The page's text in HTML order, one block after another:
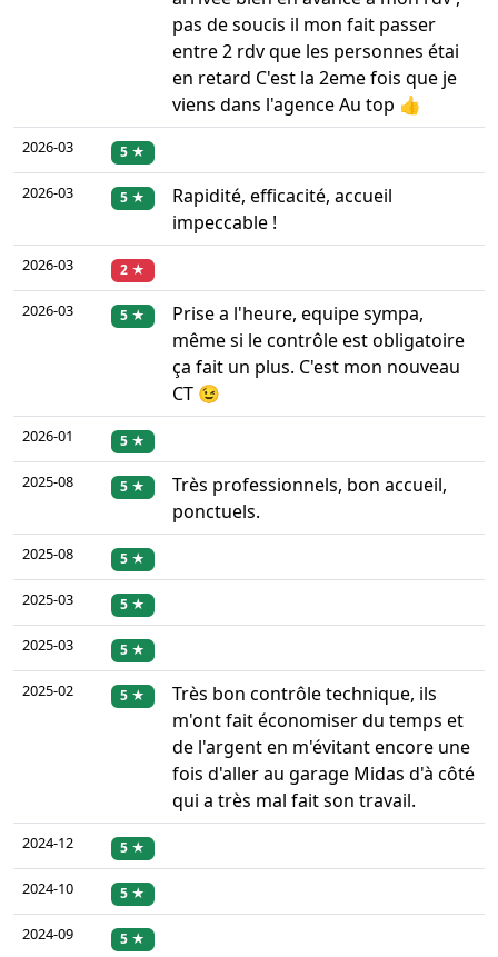
pas de soucis il mon fait passer
entre 2 rdv que les personnes étai
en retard C'est la 2eme fois que je
viens dans l'agence Au top 👍
2026-03 5 ★
2026-03 5 ★
Rapidité, efficacité, accueil
impeccable !
2026-03 2 ★
2026-03 5 ★
Prise a l'heure, equipe sympa,
même si le contrôle est obligatoire
ça fait un plus. C'est mon nouveau
CT 😉
2026-01 5 ★
2025-08 5 ★
Très professionnels, bon accueil,
ponctuels.
2025-08 5 ★
2025-03 5 ★
2025-03 5 ★
2025-02 5 ★
Très bon contrôle technique, ils
m'ont fait économiser du temps et
de l'argent en m'évitant encore une
fois d'aller au garage Midas d'à côté
qui a très mal fait son travail.
2024-12 5 ★
2024-10 5 ★
2024-09 5 ★